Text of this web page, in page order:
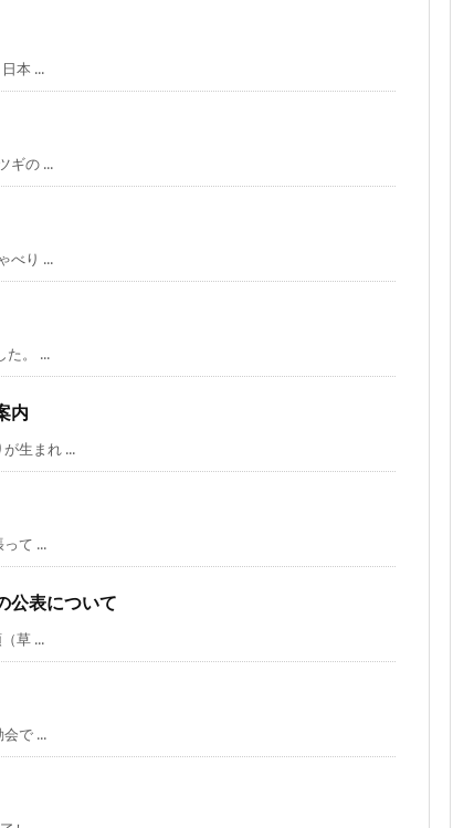
本 ...
ギの ...
べり ...
た。 ...
内
生まれ ...
て ...
公表について
草 ...
で ...